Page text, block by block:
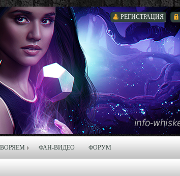
РЕГИСТРАЦИЯ
ФАН-ВИДЕО ФОРУМ